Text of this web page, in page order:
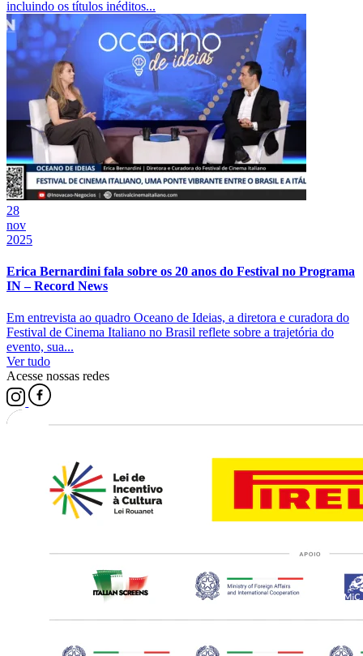
incluindo os títulos inéditos...
28
nov
2025
Erica Bernardini fala sobre os 20 anos do Festival no Programa
IN – Record News
Em entrevista ao quadro Oceano de Ideias, a diretora e curadora do
Festival de Cinema Italiano no Brasil reflete sobre a trajetória do
evento, sua...
Ver tudo
Acesse nossas redes